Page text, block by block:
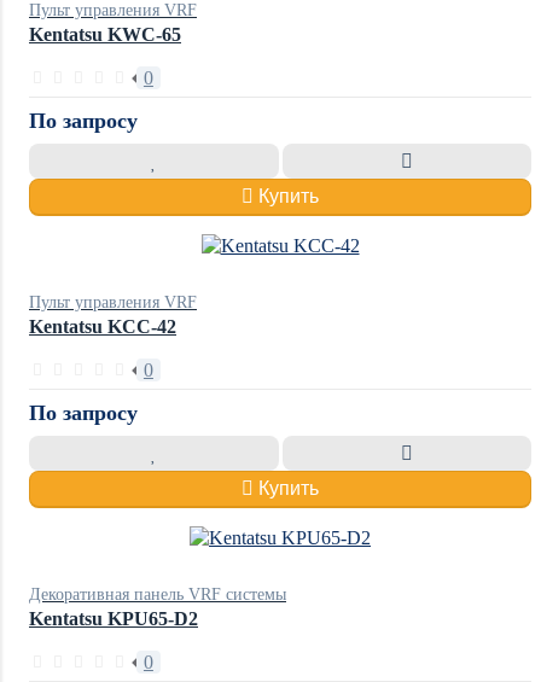
Пульт управления VRF
Kentatsu KWC-65
0
По запросу
Купить
Пульт управления VRF
Kentatsu KCC-42
0
По запросу
Купить
Декоративная панель VRF системы
Kentatsu KPU65-D2
0